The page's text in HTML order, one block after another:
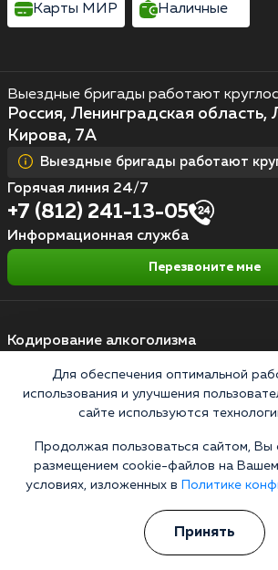
Кодирование алкоголизма
Кодирование от алкоголя на
Зашиться от алкоголизма
Кодирование уколом
Торпедо
Выездные бригады работают
Россия, Ленинградская область,
Кирова, 7А
Выездные бригады работают
Горячая линия 24/7
+7 (812) 241-13-05
Информационная служба
Перезвоните мне
Карты МИР Наличные
Для обеспечения оптимальной
использования и улучшения
сайте используются
Продолжая пользоваться сайтом, Вы
размещением cookie-файлов на
условиях, изложенных в
Политике
Принять